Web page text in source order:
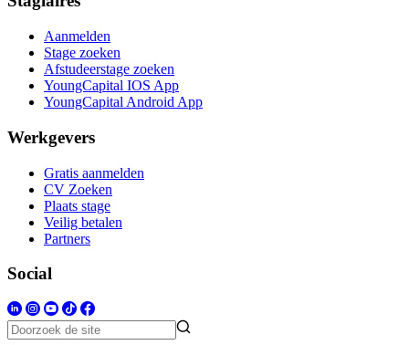
Aanmelden
Stage zoeken
Afstudeerstage zoeken
YoungCapital IOS App
YoungCapital Android App
Werkgevers
Gratis aanmelden
CV Zoeken
Plaats stage
Veilig betalen
Partners
Social